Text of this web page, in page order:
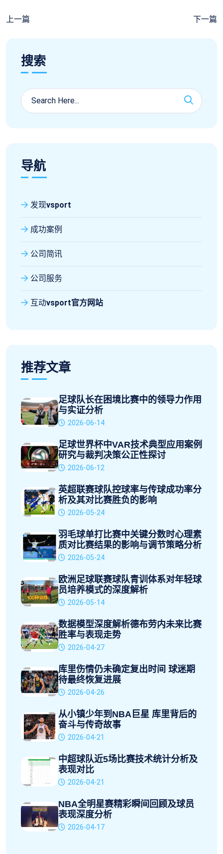
上一篇 下一篇
搜索
导航
发现vsport
成功案例
公司简讯
公司服务
互动vsport官方网站
推荐文章
足球队长在困境比赛中的领导力作用
与实证分析
2026-06-14
足球世界杯中VAR技术典型应用案例
研究与裁判决策公正性探讨
2026-06-12
英超联赛球队控球率与传球成功率分
析及其对比赛胜负的影响
2026-05-24
羽毛球单打比赛中关键分数时心理素
质对比赛结果的影响与调节策略分析
2026-05-24
欧洲足球联赛球队青训体系对年轻球
员培养模式的深度解析
2026-05-14
数据模型深度解析德布劳内未来比赛
胜率与表现走势
2026-04-27
库里伤情仍未确定复出时间 球迷期
待最终恢复进展
2026-04-26
从小镇少年到NBA巨星 库里背后的
奋斗与传奇故事
2026-04-21
中超球队近5场比赛技术统计分析及
表现对比
2026-04-21
NBA全明星赛精彩瞬间回顾及球员
表现深度分析
2026-04-17